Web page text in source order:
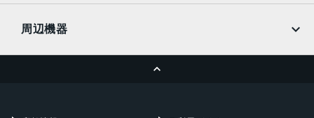
UQmobile
周辺機器